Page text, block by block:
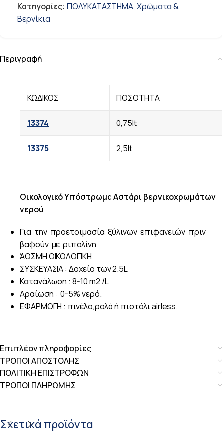
Κατηγορίες: ΠΟΛΥΚΑΤΑΣΤΗΜΑ, Χρώματα &
Βερνίκια
Περιγραφή
ΚΩΔΙΚΟΣ ΠΟΣΟΤΗΤΑ
13374 0,75lt
13375 2,5lt
Οικολογικό Υπόστρωμα Αστάρι βερνικοχρωμάτων
νερού
Για την προετοιμασία ξύλινων επιφανειών πριν
βαφούν με ριπολίνη
ΆΟΣΜΗ ΟΙΚΟΛΟΓΙΚΗ
ΣΥΣΚΕΥΑΣΙΑ : Δοχείο των 2.5L
Κατανάλωση : 8-10 m2 /L
Αραίωση : 0-5% νερό.
ΕΦΑΡΜΟΓΗ : πινέλο,ρολό ή πιστόλι airless.
Επιπλέον πληροφορίες
ΤΡΟΠΟΙ ΑΠΟΣΤΟΛΗΣ
ΠΟΛΙΤΙΚΗ ΕΠΙΣΤΡΟΦΩΝ
ΤΡΟΠΟΙ ΠΛΗΡΩΜΗΣ
Σχετικά προϊόντα